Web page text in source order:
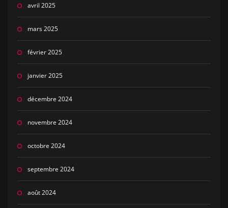
avril 2025
mars 2025
février 2025
janvier 2025
décembre 2024
novembre 2024
octobre 2024
septembre 2024
août 2024